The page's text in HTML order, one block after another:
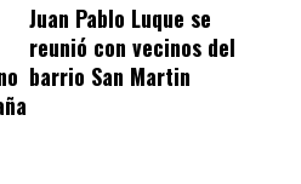
Juan Pablo Luque se
reunió con vecinos del
barrio San Martin